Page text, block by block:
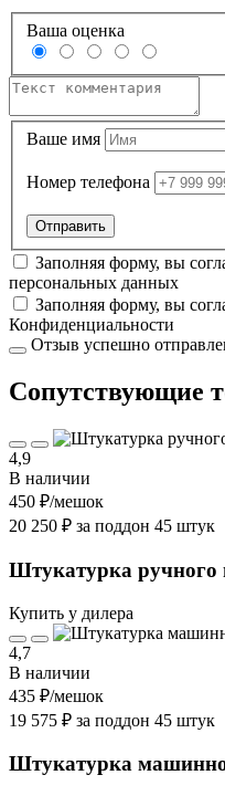
Ваша оценка
Ваше имя
Номер телефона
Заполняя форму, вы
персональных данных
Заполняя форму, вы
Конфиденциальности
Отзыв успешно
Cопутствующие
4,9
В наличии
450 ₽/мешок
20 250 ₽ за поддон 45 штук
Штукатурка ручного
Купить у дилера
4,7
В наличии
435 ₽/мешок
19 575 ₽ за поддон 45 штук
Штукатурка